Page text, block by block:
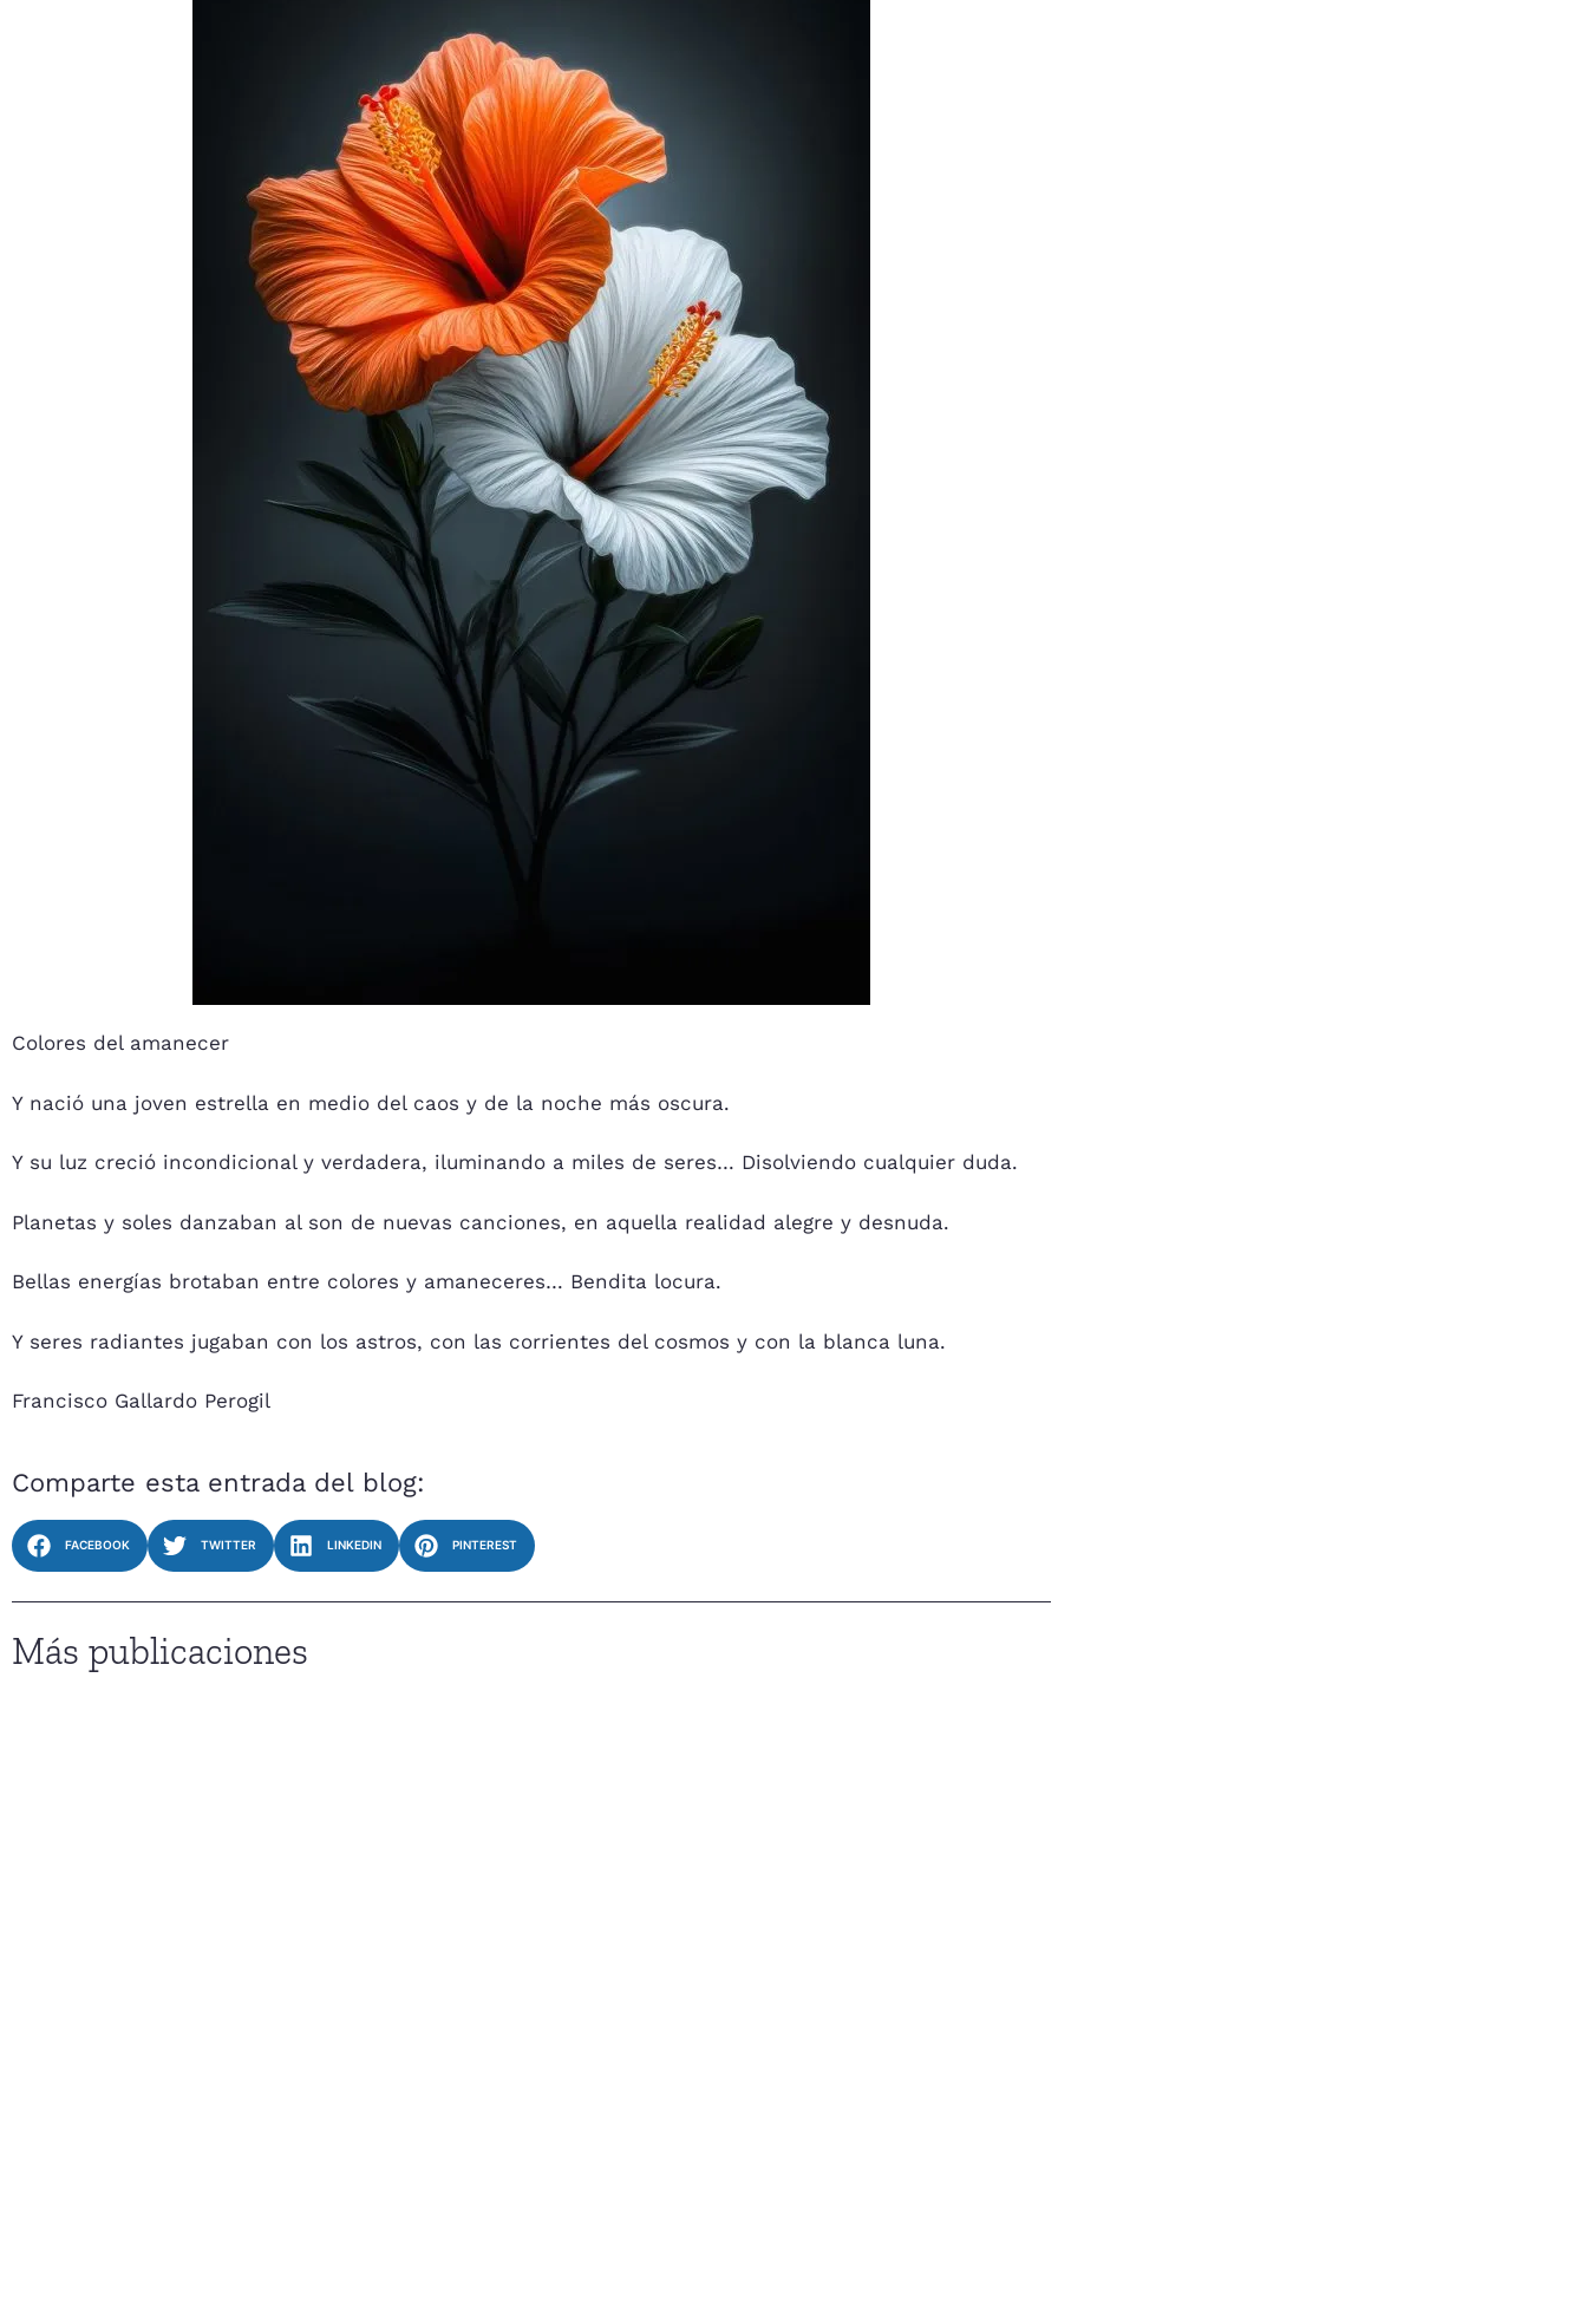
Colores del amanecer
Y nació una joven estrella en medio del caos y de la noche más oscura.
Y su luz creció incondicional y verdadera, iluminando a miles de seres… Disolviendo cualquier duda.
Planetas y soles danzaban al son de nuevas canciones, en aquella realidad alegre y desnuda.
Bellas energías brotaban entre colores y amaneceres… Bendita locura.
Y seres radiantes jugaban con los astros, con las corrientes del cosmos y con la blanca luna.
Francisco Gallardo Perogil
Comparte esta entrada del blog:
FACEBOOK TWITTER LINKEDIN PINTEREST
Más publicaciones